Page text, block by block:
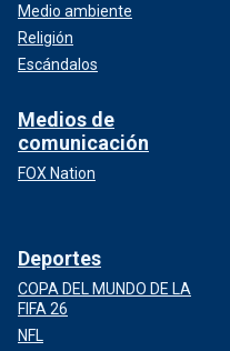
Medio ambiente
Religión
Escándalos
Medios de
comunicación
FOX Nation
Deportes
COPA DEL MUNDO DE LA
FIFA 26
NFL